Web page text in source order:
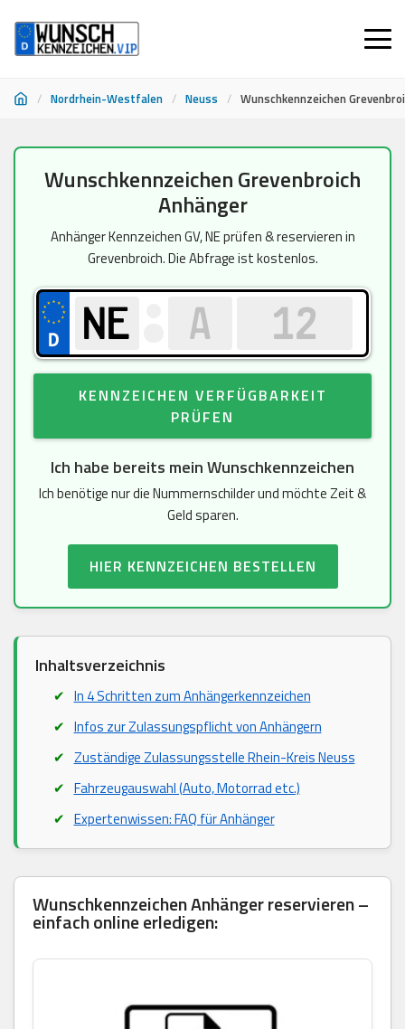
/ Nordrhein-Westfalen / Neuss / Wunschkennzeichen
InhaltWunschkennzeichen Grevenbroich
Anhänger
Anhänger Kennzeichen GV, NE prüfen & reservieren in
Grevenbroich. Die Abfrage ist kostenlos.
KENNZEICHEN VERFÜGBARKEIT
PRÜFEN
Ich habe bereits mein Wunschkennzeichen
Ich benötige nur die Nummernschilder und möchte Zeit &
Geld sparen.
HIER KENNZEICHEN BESTELLEN
Inhaltsverzeichnis
In 4 Schritten zum Anhängerkennzeichen
Infos zur Zulassungspflicht von Anhängern
Zuständige Zulassungsstelle Rhein-Kreis Neuss
Fahrzeugauswahl (Auto, Motorrad etc.)
Expertenwissen: FAQ für Anhänger
Wunschkennzeichen Anhänger reservieren –
einfach online erledigen: